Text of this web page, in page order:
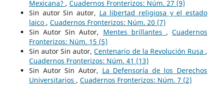
Mexicana? , Cuadernos Fronterizos: Núm. 27 (9)
Sin autor Sin autor, La libertad religiosa y el estado
laico , Cuadernos Fronterizos: Núm. 20 (7)
Sin Autor Sin Autor, Mentes brillantes ,Cuadernos
Fronterizos: Núm. 15 (5)
Sin autor Sin autor,Centenario de la Revolución Rusa ,
Cuadernos Fronterizos: Núm. 41 (13)
Sin Autor Sin Autor, La Defensoría de los Derechos
Universitarios , Cuadernos Fronterizos: Núm. 7 (2)